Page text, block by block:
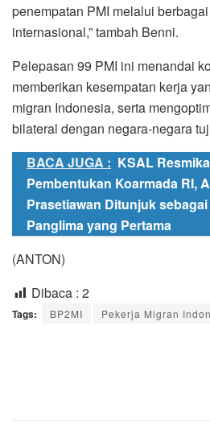
penempatan PMI melalui
internasional,” tambah Benni.
Pelepasan 99 PMI ini menandai
memberikan kesempatan kerja
migran Indonesia, serta
bilateral dengan negara-negara
BACA JUGA : KSAL
Pembentukan Koarmada RI,
Prasetiawan Ditunjuk sebagai
Panglima yang Pertama
(ANTON)
Dibaca : 2
Tags: BP2MI Pekerja Migran